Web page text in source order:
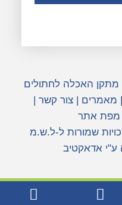
מתקן האכלה לחתולים
מאמרים |צור קשר
מפת אתר
שמורות ל-ל.ש.מ
אדאקטיב